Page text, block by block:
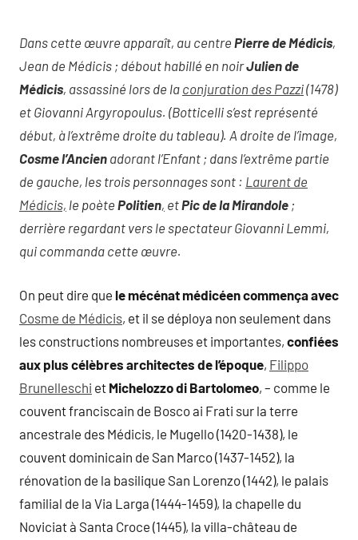
Dans cette œuvre apparaît, au centre Pierre de Médicis,
Jean de Médicis ; débout habillé en noirJulien de
Médicis, assassiné lors de la conjuration des Pazzi(1478)
et Giovanni Argyropoulus. (Botticelli s’est représenté
début, à l’extrême droite du tableau). A droite de l’image,
Cosme l’Ancien adorant l’Enfant ; dans l’extrême partie
de gauche, les trois personnages sont : Laurent de
Médicis, le poète Politien, etPic de la Mirandole ;
derrière regardant vers le spectateur Giovanni Lemmi,
qui commanda cette œuvre.
On peut dire que le mécénat médicéen commença avec
Cosme de Médicis, et il se déploya non seulement dans
les constructions nombreuses et importantes, confiées
aux plus célèbres architectes de l’époque, Filippo
Brunelleschi et Michelozzo di Bartolomeo, – comme le
couvent franciscain de Bosco ai Frati sur la terre
ancestrale des Médicis, le Mugello (1420-1438), le
couvent dominicain de San Marco (1437-1452), la
rénovation de la basilique San Lorenzo (1442), le palais
familial de la Via Larga (1444-1459), la chapelle du
Noviciat à Santa Croce (1445), la villa-château de